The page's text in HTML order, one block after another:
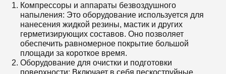
Компрессоры и аппараты безвоздушного
напыления: Это оборудование используется для
нанесения жидкой резины, мастик и других
герметизирующих составов. Оно позволяет
обеспечить равномерное покрытие большой
площади за короткое время.
Оборудование для очистки и подготовки
поверхности: Включает в себя пескоструйные